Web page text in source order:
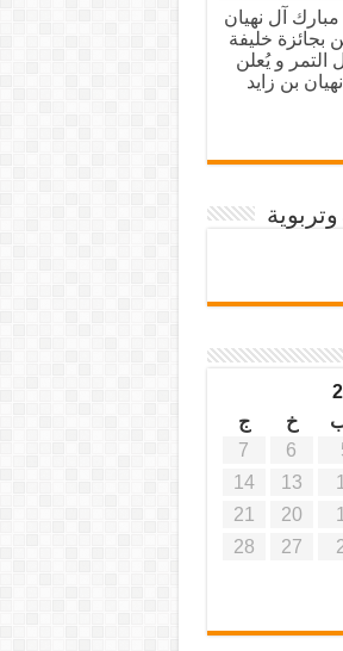
مبارك آل نهيان
بجائزة خليفة
التمر و يُعلن
بن زايد
خ
ج
6
7
13
14
20
21
27
28